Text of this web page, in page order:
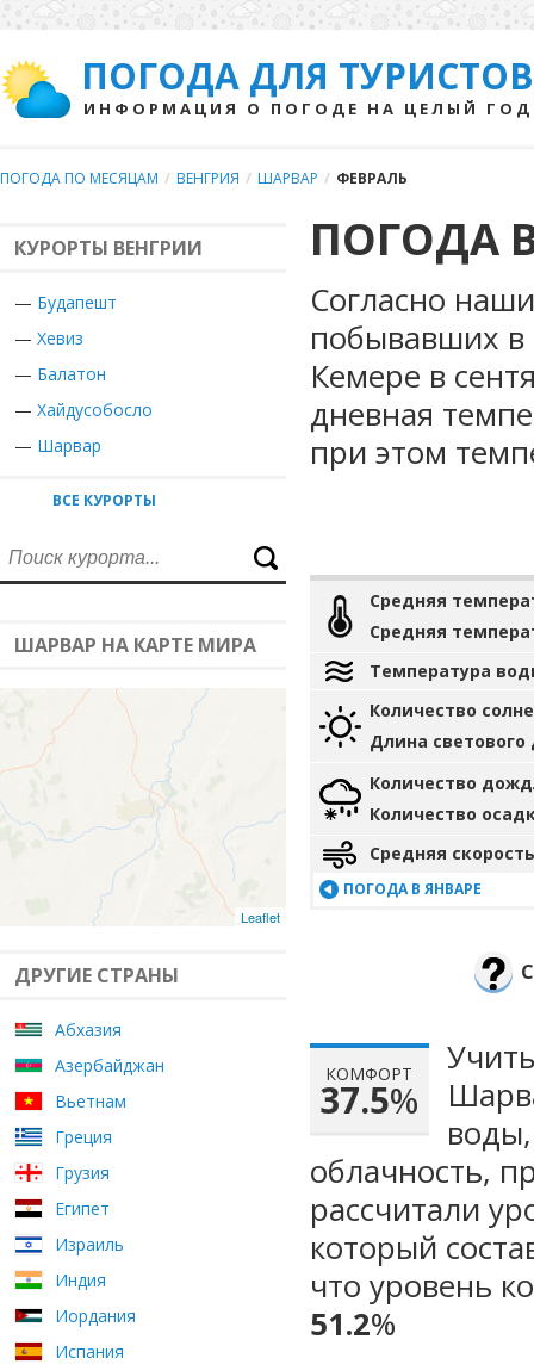
ПОГОДА ДЛЯ ТУРИСТОВ
ИНФОРМАЦИЯ О ПОГОДЕ НА ЦЕЛЫЙ ГОД
ПОГОДА ПО МЕСЯЦАМ / ВЕНГРИЯ / ШАРВАР / ФЕВРАЛЬ
КУРОРТЫ ВЕНГРИИ
— Будапешт
— Хевиз
— Балатон
— Хайдусобосло
— Шарвар
ВСЕ КУРОРТЫ
ШАРВАР НА КАРТЕ МИРА
Leaflet
ДРУГИЕ СТРАНЫ
Абхазия
Азербайджан
Вьетнам
Греция
Грузия
Египет
Израиль
Индия
Иордания
Испания
ПОГОДА
Согласно
побывавших в
Кемере в
дневная
при этом
Средняя
Средняя
Температура
Количество
Длина светового
Количество
Количество
Средняя
ПОГОДА В ЯНВАРЕ
КОМФОРТ
37.5%
облачность,
рассчитали
который
что уровень
51.2%